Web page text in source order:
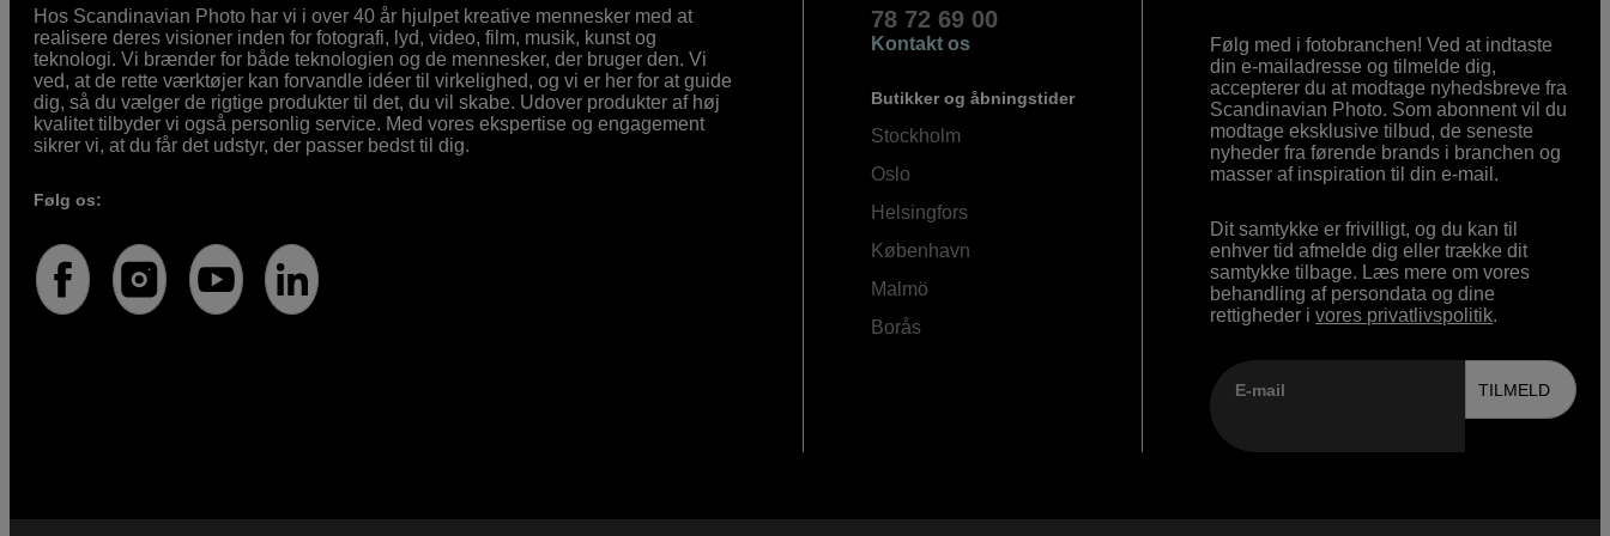
Hos Scandinavian Photo har vi i over 40 år hjulpet kreative mennesker med at
realisere deres visioner inden for fotografi, lyd, video, film, musik, kunst og
teknologi. Vi brænder for både teknologien og de mennesker, der bruger den. Vi
ved, at de rette værktøjer kan forvandle idéer til virkelighed, og vi er her for at guide
dig, så du vælger de rigtige produkter til det, du vil skabe. Udover produkter af høj
kvalitet tilbyder vi også personlig service. Med vores ekspertise og engagement
sikrer vi, at du får det udstyr, der passer bedst til dig.
Følg os:
78 72 69 00
Kontakt os
Butikker og åbningstider
Stockholm
Oslo
Helsingfors
København
Malmö
Borås
Følg med i fotobranchen! Ved at indtaste
din e-mailadresse og tilmelde dig,
accepterer du at modtage nyhedsbreve fra
Scandinavian Photo. Som abonnent vil du
modtage eksklusive tilbud, de seneste
nyheder fra førende brands i branchen og
masser af inspiration til din e-mail.
Dit samtykke er frivilligt, og du kan til
enhver tid afmelde dig eller trække dit
samtykke tilbage. Læs mere om vores
behandling af persondata og dine
rettigheder ivores privatlivspolitik.
E-mail TILMELD